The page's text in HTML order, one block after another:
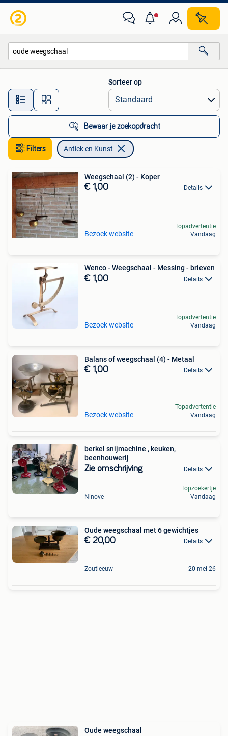
Alle afstanden…
Sorteer op
Bewaar je zoekopdracht
Filters Antiek en Kunst
Weegschaal (2) - Koper
€ 1,00 Details
Bezoek website
Topadvertentie
Vandaag
Wenco - Weegschaal - Messing - brieven
€ 1,00 Details
Bezoek website
Topadvertentie
Vandaag
Balans of weegschaal (4) - Metaal
€ 1,00 Details
Bezoek website
Topadvertentie
Vandaag
berkel snijmachine , keuken,
beenhouwerij
Zie omschrijving Details
Ninove
Topzoekertje
Vandaag
Oude weegschaal met 6 gewichtjes
€ 20,00 Details
Zoutleeuw 20 mei 26
Oude weegschaal